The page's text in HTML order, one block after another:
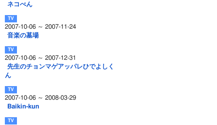
ネコべん
2007-10-06 ～ 2007-11-24
音楽の墓場
2007-10-06 ～ 2007-12-31
先生のチョンマゲアッパレひでよしく
ん
2007-10-06 ～ 2008-03-29
Baikin-kun